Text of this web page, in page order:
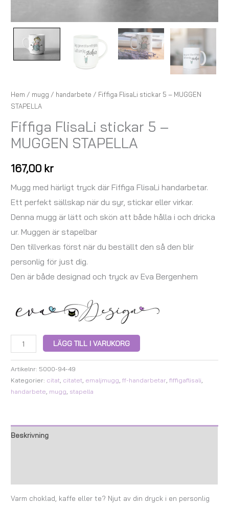
Hem / mugg / handarbete / Fiffiga FlisaLi stickar 5 – MUGGEN
STAPELLA
Fiffiga FlisaLi stickar 5 –
MUGGEN STAPELLA
167,00 kr
Mugg med härligt tryck där Fiffiga FlisaLi handarbetar.
Ett perfekt sällskap när du syr, stickar eller virkar.
Denna mugg är lätt och skön att både hålla i och dricka
ur. Muggen är stapelbar
Den tillverkas först när du beställt den så den blir
personlig för just dig.
Den är både designad och tryck av Eva Bergenhem
LÄGG TILL I VARUKORG
Artikelnr: 5000-94-49
Kategorier: citat citatet emaljmugg ,ff-handarbetar ,fiffigaflisali
handarbete mugg stapella
Beskrivning
Varm choklad, kaffe eller te? Njut av din dryck i en personlig